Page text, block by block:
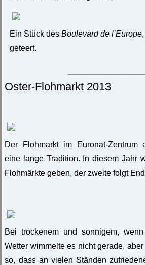
Ein Stück desBoulevard de l’Europe
geteert.
Oster-Flohmarkt 2013
Der Flohmarkt im Euronat-Zentrum
eine lange Tradition. In diesem Jahr
Flohmärkte geben, der zweite folgt
Bei trockenem und sonnigem,
Wetter wimmelte es nicht gerade,
so, dass an vielen Ständen